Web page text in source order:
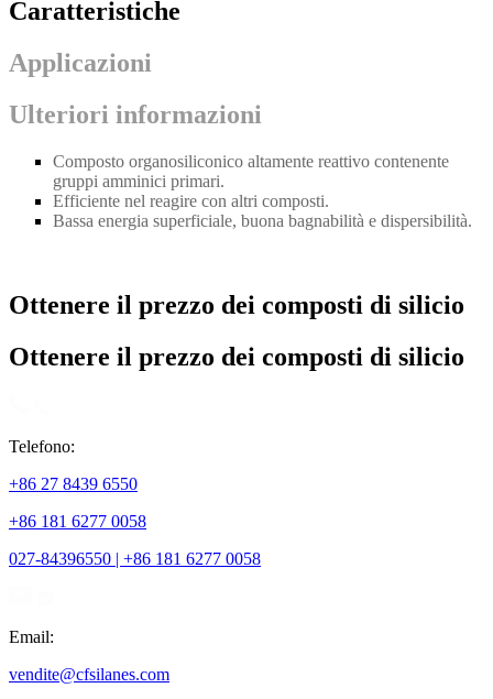
Caratteristiche
Applicazioni
Ulteriori informazioni
Composto organosiliconico altamente reattivo contenente
gruppi amminici primari.
Efficiente nel reagire con altri composti.
Bassa energia superficiale, buona bagnabilità e dispersibilità.
Ottenere il prezzo dei composti di silicio
Ottenere il prezzo dei composti di silicio
Telefono:
+86 27 8439 6550
+86 181 6277 0058
027-84396550 | +86 181 6277 0058
Email:
vendite@cfsilanes.com